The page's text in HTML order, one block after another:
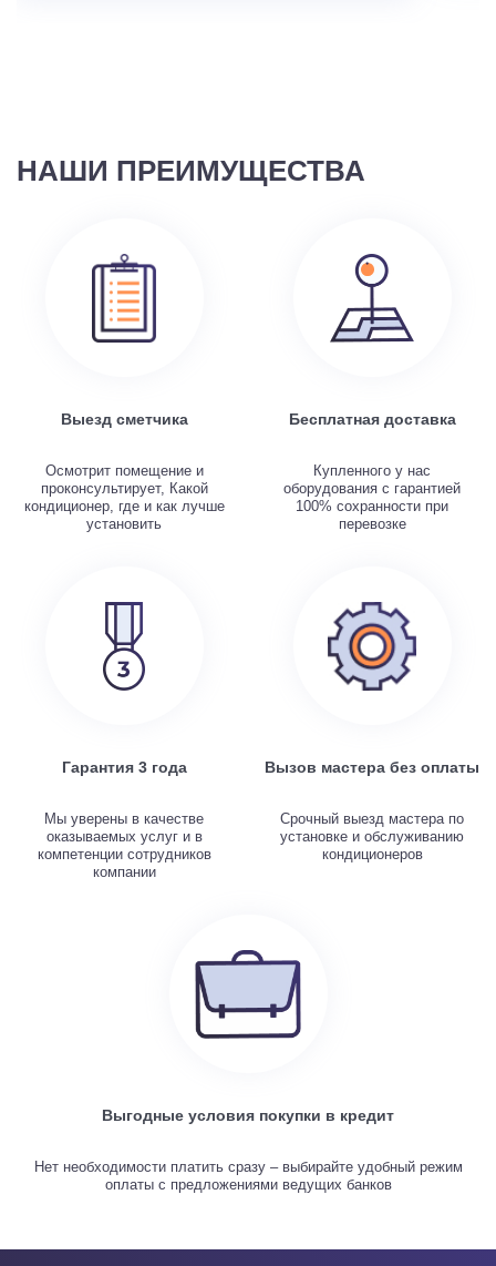
НАШИ ПРЕИМУЩЕСТВА
Выезд сметчика
Осмотрит помещение и
проконсультирует, Какой
кондиционер, где и как лучше
установить
Бесплатная доставка
Купленного у нас
оборудования с гарантией
100% сохранности при
перевозке
Гарантия 3 года
Мы уверены в качестве
оказываемых услуг и в
компетенции сотрудников
компании
Вызов мастера без оплаты
Срочный выезд мастера по
установке и обслуживанию
кондиционеров
Выгодные условия покупки в кредит
Нет необходимости платить сразу – выбирайте удобный режим
оплаты с предложениями ведущих банков